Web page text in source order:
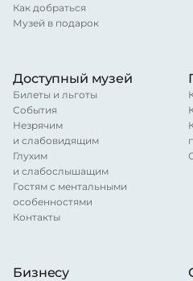
Как добраться
Музей в подарок
Доступный музей
Билеты и льготы
События
Незрячим
и слабовидящим
Глухим
и слабослышащим
Гостям с ментальными
особенностями
Контакты
Бизнесу